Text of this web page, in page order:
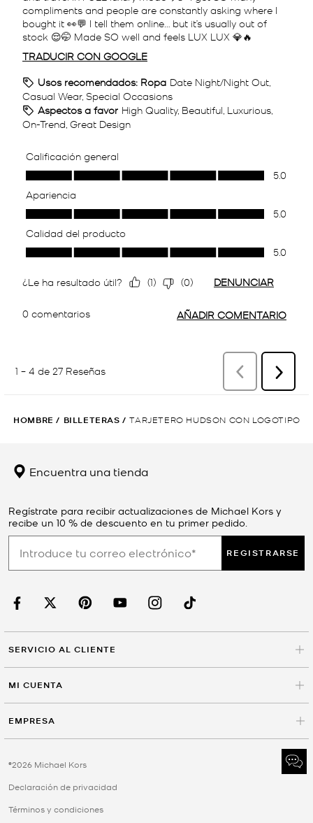
HOMBRE / BILLETERAS / TARJETERO HUDSON CON LOGOTIPO
Encuentra una tienda
Regístrate para recibir actualizaciones de Michael Kors y
recibe un 10 % de descuento en tu primer pedido.
REGISTRARSE
SERVICIO AL CLIENTE
MI CUENTA
EMPRESA
©2026 Michael Kors
Declaración de privacidad
Términos y condiciones